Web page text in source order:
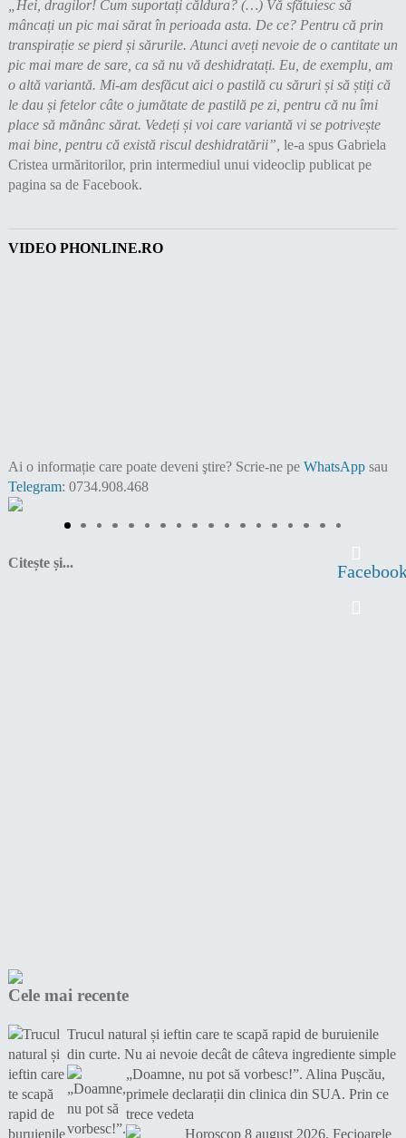
„Hei, dragilor! Cum suportați căldura? (…) Vă sfătuiesc să
mâncați un pic mai sărat în perioada asta. De ce? Pentru că prin
transpirație se pierd și sărurile. Atunci aveți nevoie de o cantitate un
pic mai mare de sare, ca să nu vă deshidratați. Eu, de exemplu, am
o altă variantă. Mi-am desfăcut aici o pastilă cu săruri și să știți că
le dau și fetelor câte o jumătate de pastilă pe zi, pentru că nu îmi
place să mănânc sărat. Vedeți și voi care variantă vi se potrivește
mai bine, pentru că există riscul deshidratării”, le-a spus Gabriela
Cristea urmăritorilor, prin intermediul unui videoclip publicat pe
pagina sa de Facebook.
VIDEO PHONLINE.RO
Ai o informație care poate deveni ştire? Scrie-ne pe WhatsAppsau
Telegram: 0734.908.468
Citește și...
Cele mai recente
Trucul natural și ieftin care te scapă rapid de buruienile
din curte. Nu ai nevoie decât de câteva ingrediente simple
„Doamne, nu pot să vorbesc!”. Alina Pușcău,
primele declarații din clinica din SUA. Prin ce
trece vedeta
Horoscop 8 august 2026. Fecioarele